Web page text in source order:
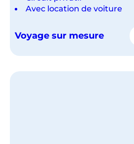
Avec location de voiture
Voyage sur mesure